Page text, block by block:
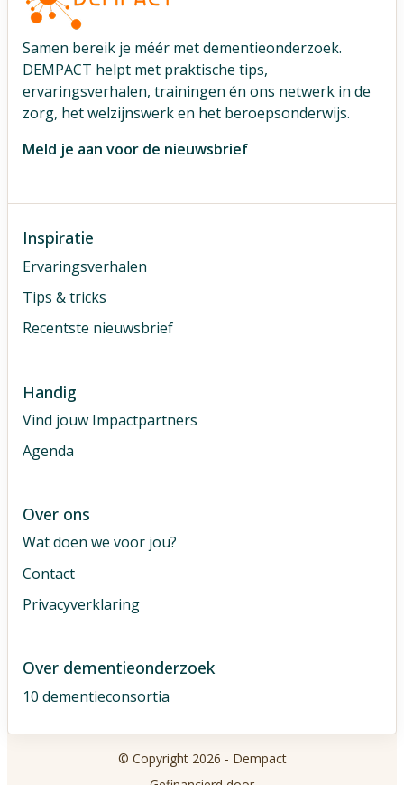
Samen bereik je méér met dementieonderzoek.
DEMPACT helpt met praktische tips,
ervaringsverhalen, trainingen én ons netwerk in de
zorg, het welzijnswerk en het beroepsonderwijs.
Meld je aan voor de nieuwsbrief
Inspiratie
Ervaringsverhalen
Tips & tricks
Recentste nieuwsbrief
Handig
Vind jouw Impactpartners
Agenda
Over ons
Wat doen we voor jou?
Contact
Privacyverklaring
Over dementieonderzoek
10 dementieconsortia
© Copyright 2026 - Dempact